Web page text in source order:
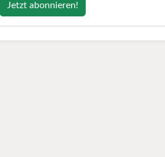
Jetzt abonnieren!